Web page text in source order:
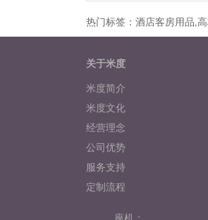
热门标签：酒店客房用品,
关于米度
米度简介
米度文化
经营理念
公司优势
服务支持
定制流程